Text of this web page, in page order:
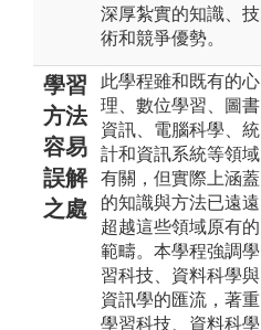
深厚紮實的知識、技
術和競爭優勢。
學習
方法
容易
誤解
之處
此學程雖和既有的心
理、數位學習、圖書
資訊、電腦科學、統
計和資訊系統等領域
有關，但實際上涵蓋
的知識與方法已遠遠
超越這些領域原有的
範疇。本學程強調學
習科技、資料科學與
資訊學的匯流，著重
學習科技、資料科學